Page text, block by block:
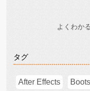
よくわか
タグ
After Effects